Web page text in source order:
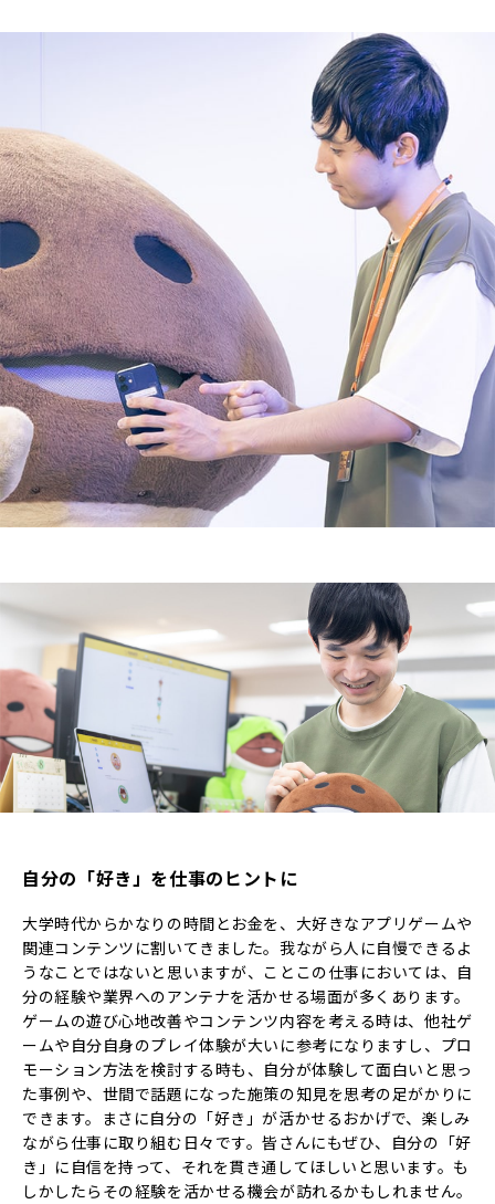
自分の「好き」を仕事のヒントに
大学時代からかなりの時間とお金を、大好きなアプリゲームや
関連コンテンツに割いてきました。我ながら人に自慢できるよ
うなことではないと思いますが、ことこの仕事においては、自
分の経験や業界へのアンテナを活かせる場面が多くあります。
ゲームの遊び心地改善やコンテンツ内容を考える時は、他社ゲ
ームや自分自身のプレイ体験が大いに参考になりますし、プロ
モーション方法を検討する時も、自分が体験して面白いと思っ
た事例や、世間で話題になった施策の知見を思考の足がかりに
できます。まさに自分の「好き」が活かせるおかげで、楽しみ
ながら仕事に取り組む日々です。皆さんにもぜひ、自分の「好
き」に自信を持って、それを貫き通してほしいと思います。も
しかしたらその経験を活かせる機会が訪れるかもしれません。